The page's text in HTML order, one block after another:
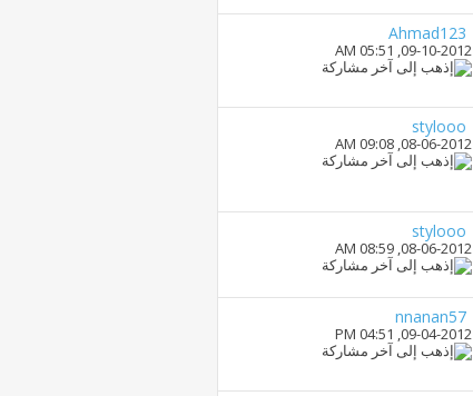
Ahmad123
09-10-2012,
05:51 AM
stylooo
08-06-2012,
09:08 AM
stylooo
08-06-2012,
08:59 AM
nnanan57
09-04-2012,
04:51 PM